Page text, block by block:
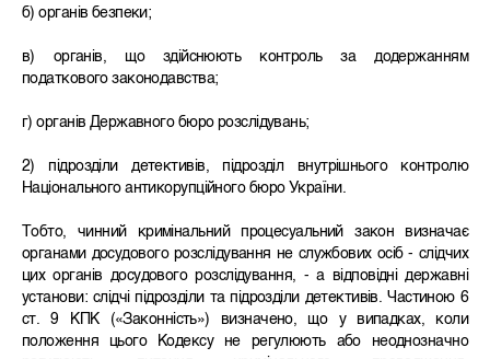
б) органів безпеки;
в) органів, що здійснюють контроль за додержанням
податкового законодавства;
г) органів Державного бюро розслідувань;
2) підрозділи детективів, підрозділ внутрішнього контролю
Національного антикорупційного бюро України.
Тобто, чинний кримінальний процесуальний закон визначає
органами досудового розслідування не службових осіб - слідчих
цих органів досудового розслідування, - а відповідні державні
установи: слідчі підрозділи та підрозділи детективів. Частиною 6
ст. 9 КПК («Законність») визначено, що у випадках, коли
положення цього Кодексу не регулюють або неоднозначно